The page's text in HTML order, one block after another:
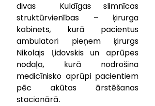
divas  Kuldīgas slimnīcas
struktūrvienības – ķirurga
kabinets, kurā pacientus
ambulatori pieņem ķirurgs
Nikolajs Ļidovskis un aprūpes
nodaļa, kurā nodrošina
medicīnisko aprūpi pacientiem
pēc akūtas ārstēšanas
stacionārā.